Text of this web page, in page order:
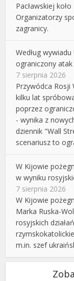
Pacławskiej
Organizatorzy
zagranicy.
Według
ograniczony
7 sierpnia 2026
Przywódca Rosji
kilku lat
poprzez
- wynika z
dziennik "Wall
scenariusz to
W Kijowie
w wyniku
7 sierpnia 2026
W Kijowie
Marka Ruska-
rosyjskich
m.in. szef